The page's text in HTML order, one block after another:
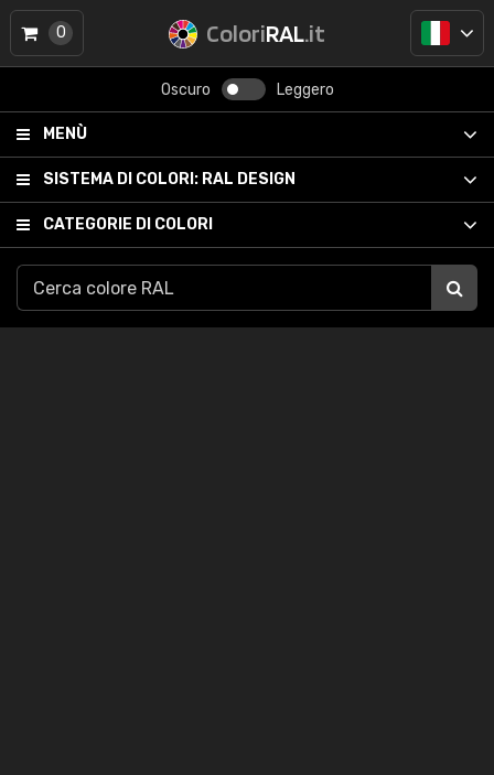
ColoriRAL.it
Oscuro Leggero
MENÙ
SISTEMA DI COLORI: RAL DESIGN
CATEGORIE DI COLORI
0